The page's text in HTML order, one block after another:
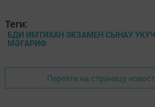
Теги:
БДИ ИМТИХАН ЭКЗАМЕН СЫНАУ
МӘГАРИФ
Перейти на страницу